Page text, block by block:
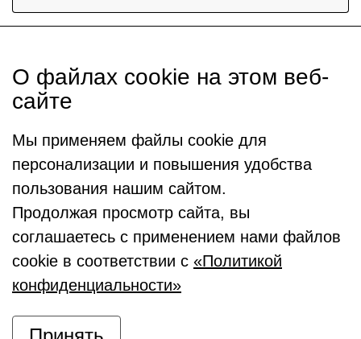
О файлах cookie на этом веб-
сайте
Мы применяем файлы cookie для
персонализации и повышения удобства
пользования нашим сайтом.
Продолжая просмотр сайта, вы
соглашаетесь с применением нами файлов
cookie в соответствии с «Политикой
конфиденциальности»